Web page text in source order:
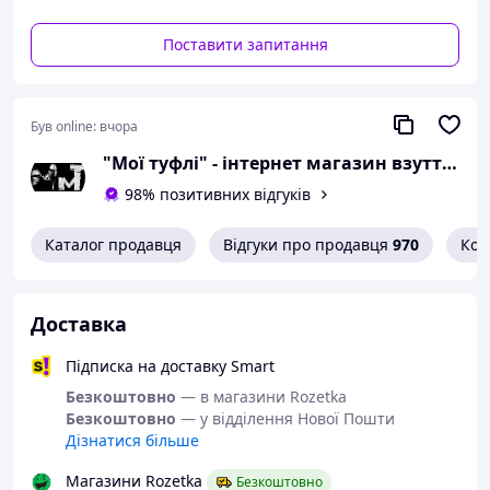
коментарях.
Вам сподобалася модель
і Ви вирішили купити?
Зателефонуйте 067-9272731 / 050-
9336271 і уточніть наявність
необхідного Вам розміру.
simashkevichr@ukr.net
Якісне взуття від
українського
виробника
Мокасини з серії
Поставити запитання
Був online: вчора
"Мої туфлі" - інтернет магазин взуття на всі випадки життя.
98% позитивних відгуків
Каталог продавця Відгуки про продавця 970
Доставка
Підписка на доставку Smart
Безкоштовно — в магазини Rozetka
Безкоштовно — у відділення Нової Пошти
Дізнатися більше
Магазини Rozetka
Безкоштовно